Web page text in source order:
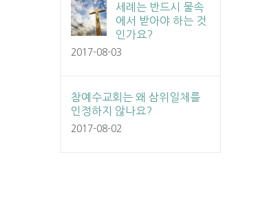
세례는 반드시 물속
에서 받아야 하는 것
인가요?
2017-08-03
참예수교회는 왜 삼위일체를
인정하지 않나요?
2017-08-02